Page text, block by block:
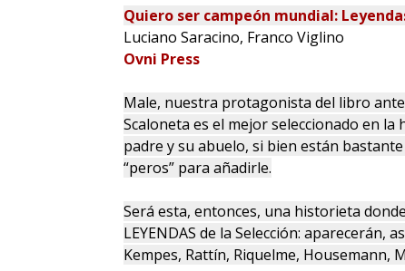
Quiero ser campeón mundial:
Luciano Saracino, Franco Viglino
Ovni Press
Male, nuestra protagonista del libro
Scaloneta es el mejor seleccionado en
padre y su abuelo, si bien están
“peros” para añadirle.
Será esta, entonces, una historieta
LEYENDAS de la Selección: aparecerán,
Kempes, Rattín, Riquelme, Housemann,